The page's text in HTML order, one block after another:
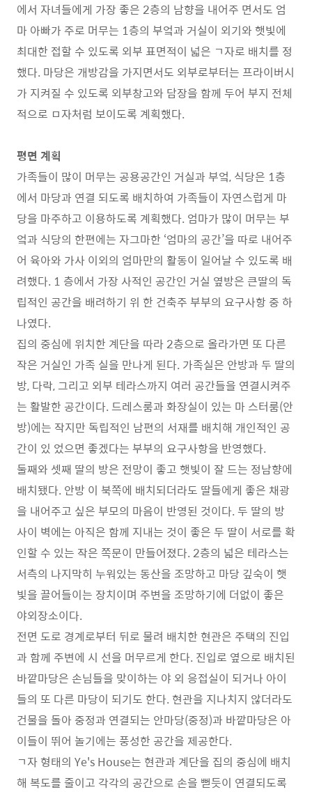
에서 자녀들에게 가장 좋은 2층의 남향을 내어주 면서도 엄
마 아빠가 주로 머무는 1층의 부엌과 거실이 외기와 햇빛에
최대한 접할 수 있도록 외부 표면적이 넓은 ㄱ자로 배치를 정
했다. 마당은 개방감을 가지면서도 외부로부터는 프라이버시
가 지켜질 수 있도록 외부창고와 담장을 함께 두어 부지 전체
적으로 ㅁ자처럼 보이도록 계획했다.
평면 계획
가족들이 많이 머무는 공용공간인 거실과 부엌, 식당은 1층
에서 마당과 연결 되도록 배치하여 가족들이 자연스럽게 마
당을 마주하고 이용하도록 계획했다. 엄마가 많이 머무는 부
엌과 식당의 한편에는 자그마한 ‘엄마의 공간’을 따로 내어주
어 육아와 가사 이외의 엄마만의 활동이 일어날 수 있도록 배
려했다. 1 층에서 가장 사적인 공간인 거실 옆방은 큰딸의 독
립적인 공간을 배려하기 위 한 건축주 부부의 요구사항 중 하
나였다.
집의 중심에 위치한 계단을 따라 2층으로 올라가면 또 다른
작은 거실인 가족 실을 만나게 된다. 가족실은 안방과 두 딸의
방, 다락, 그리고 외부 테라스까지 여러 공간들을 연결시켜주
는 활발한 공간이다. 드레스룸과 화장실이 있는 마 스터룸(안
방)에는 작지만 독립적인 남편의 서재를 배치해 개인적인 공
간이 있 었으면 좋겠다는 부부의 요구사항을 반영했다.
둘째와 셋째 딸의 방은 전망이 좋고 햇빛이 잘 드는 정남향에
배치됐다. 안방 이 북쪽에 배치되더라도 딸들에게 좋은 채광
을 내어주고 싶은 부모의 마음이 반영된 것이다. 두 딸의 방
사이 벽에는 아직은 함께 지내는 것이 좋은 두 딸이 서로를 확
인할 수 있는 작은 쪽문이 만들어졌다. 2층의 넓은 테라스는
서측의 나지막히 누워있는 동산을 조망하고 마당 깊숙이 햇
빛을 끌어들이는 장치이며 주변을 조망하기에 더없이 좋은
야외장소이다.
전면 도로 경계로부터 뒤로 물려 배치한 현관은 주택의 진입
과 함께 주변에 시 선을 머무르게 한다. 진입로 옆으로 배치된
바깥마당은 손님들을 맞이하는 야 외 응접실이 되거나 아이
들의 또 다른 마당이 되기도 한다. 현관을 지나치지 않더라도
건물을 돌아 중정과 연결되는 안마당(중정)과 바깥마당은 아
이들이 뛰어 놀기에는 풍성한 공간을 제공한다.
ㄱ자 형태의 Ye's House는 현관과 계단을 집의 중심에 배치
해 복도를 줄이고 각각의 공간으로 손을 뻗듯이 연결되도록